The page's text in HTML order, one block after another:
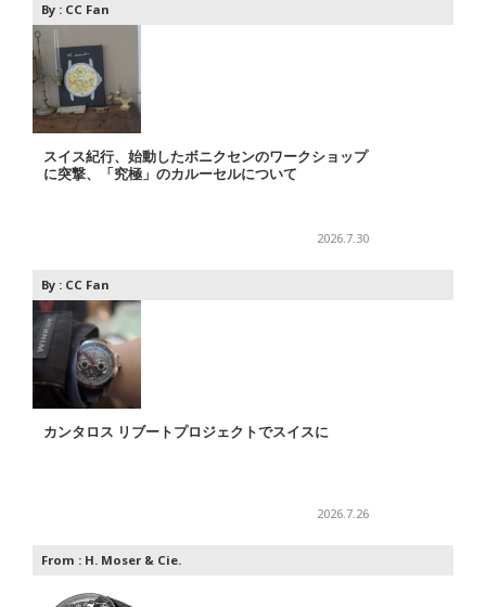
By : CC Fan
スイス紀行、始動したボニクセンのワークショップ
に突撃、「究極」のカルーセルについて
2026.7.30
By : CC Fan
カンタロス リブートプロジェクトでスイスに
2026.7.26
From : H. Moser & Cie.